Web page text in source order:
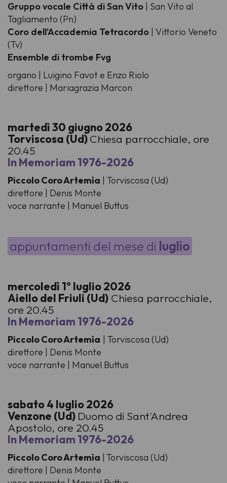
Gruppo vocale Città di San Vito | San Vito al
Tagliamento (Pn)
Coro dell'Accademia Tetracordo | Vittorio Veneto
(Tv)
Ensemble di trombe Fvg
organo | Luigino Favot e Enzo Riolo
direttore | Mariagrazia Marcon
martedì 30 giugno 2026
Torviscosa (Ud)Chiesa parrocchiale, ore
20.45
In Memoriam 1976-2026
Piccolo Coro Artemìa | Torviscosa (Ud)
direttore | Denis Monte
voce narrante | Manuel Buttus
appuntamenti del mese di luglio
mercoledì 1° luglio 2026
Aiello del Friuli (Ud) Chiesa parrocchiale,
ore 20.45
In Memoriam 1976-2026
Piccolo Coro Artemìa | Torviscosa (Ud)
direttore | Denis Monte
voce narrante | Manuel Buttus
sabato 4 luglio 2026
Venzone (Ud) Duomo di Sant'Andrea
Apostolo, ore 20.45
In Memoriam 1976-2026
Piccolo Coro Artemìa | Torviscosa (Ud)
direttore | Denis Monte